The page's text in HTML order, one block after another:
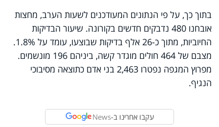
בתוך כך, על פי הנתונים המעודכנים לשעות הערב, מחצות
אובחנו 480 נדבקים חדשים בקורונה. שיעור הבדיקות
החיוביות, מתוך כ-26 אלף בדיקות שבוצעו, עומד על 1.8%.
מצבם של 464 חולים מוגדר קשה, ביניהם 196 מונשמים.
מפרוץ המגפה נפטרו 2,463 בני אדם כתוצאה מסיבוכי
הנגיף.
עקבו אחרינו ב-News